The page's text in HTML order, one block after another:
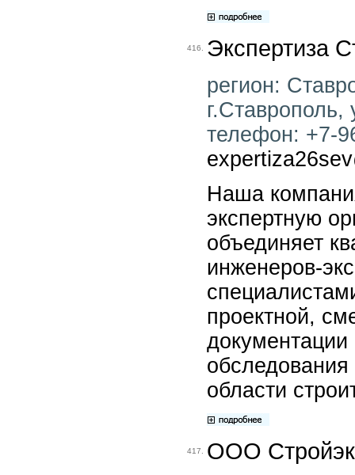
416. Экспертиза
регион:
телефон: +7-
Наша
экспертную
объединяет
инженеров-
проектной,
области
417. ООО